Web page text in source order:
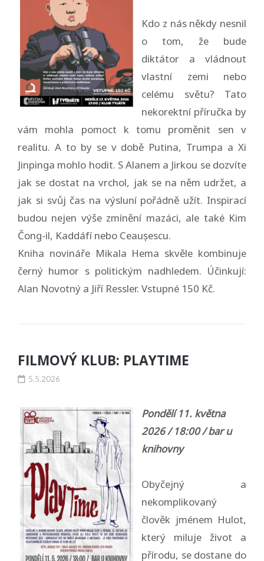
Kdo z nás někdy nesnil
o tom, že bude
diktátor a vládnout
vlastní zemi nebo
celému světu? Tato
nekorektní příručka by
vám mohla pomoct k tomu proměnit sen v
realitu. A to by se v době Putina, Trumpa a Xi
Jinpinga mohlo hodit. S Alanem a Jirkou se dozvíte
jak se dostat na vrchol, jak se na něm udržet, a
jak si svůj čas na výsluní pořádně užít. Inspirací
budou nejen výše zmínění mazáci, ale také Kim
Čong-il, Kaddáfí nebo Ceaușescu.
Kniha novináře Mikala Hema skvěle kombinuje
černý humor s politickým nadhledem. Účinkují:
Alan Novotný a Jiří Ressler. Vstupné 150 Kč.
FILMOVÝ KLUB: PLAYTIME
5.5.2026
Pondělí 11. května
2026 / 18:00 / bar u
knihovny
Obyčejný a
nekomplikovaný
člověk jménem Hulot,
který miluje život a
přírodu, se dostane do